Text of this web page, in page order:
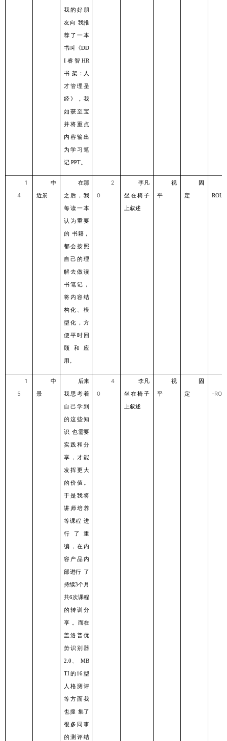
我的好朋
友向 我推
荐了⼀本
书叫《DD
I 睿智 HR
书 架：⼈
才管理圣
经》，我
如获⾄宝
并将重点
内容输出
为学习笔
记 PPT。
1
4
中
近景
在那
之后，我
每读⼀本
认为重要
的 书籍，
都会按照
⾃⼰的理
解去做读
书笔记，
将内容结
构化、模
型化，⽅
便平时回
顾和应
⽤。
2
0
李凡
坐在椅⼦
上叙述
视
平
固
定
ROLL
1
5
中
景
后来
我思考着
⾃⼰学到
的这些知
识 也需要
实践和分
享，才能
发挥更⼤
的价值。
于是我将
讲师培养
等课程 进
⾏了重
编，在内
容产品内
部进⾏ 了
持续3个⽉
共6次课程
的转训分
享 。⽽在
盖洛普优
势识别器
2.0 、 MB
TI的 16型
⼈格测评
等⽅⾯我
也搜 集了
很多同事
的测评结
4
0
李凡
坐在椅⼦
上叙述
视
平
固
定
-